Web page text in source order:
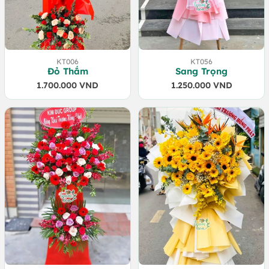
KT006
Đỏ Thắm
1.700.000 VND
KT056
Sang Trọng
1.250.000 VND